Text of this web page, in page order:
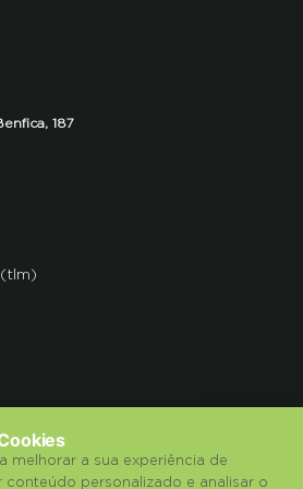
187
(tlm)
melhorar a sua experiência de
conteúdo personalizado e analisar o